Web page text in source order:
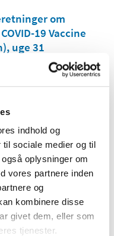
indhold og
sociale medier og til
oplysninger om
vores partnere inden
og
kombinere disse
givet dem, eller som
tjenester.
om
19 Vaccine
uge 31
3. august 2021
alt 1.443
ved
om